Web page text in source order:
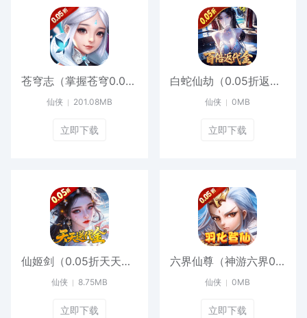
苍穹志（掌握苍穹0.05折）中文版
仙侠 201.08MB
立即下载
白蛇仙劫（0.05折返变异套装）最新版本
仙侠 0MB
立即下载
仙姬剑（0.05折天天送代金）官方版
仙侠 8.75MB
立即下载
六界仙尊（神游六界0.05折）最新版
仙侠 0MB
立即下载